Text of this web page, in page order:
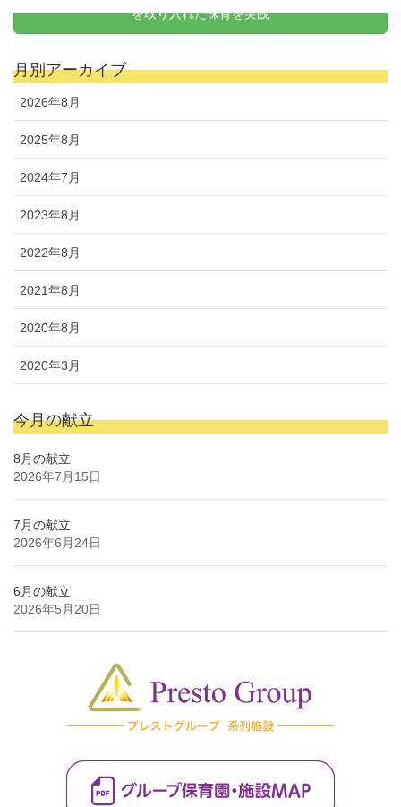
を取り入れた保育を実践
月別アーカイブ
2026年8月
2025年8月
2024年7月
2023年8月
2022年8月
2021年8月
2020年8月
2020年3月
今月の献立
8月の献立
2026年7月15日
7月の献立
2026年6月24日
6月の献立
2026年5月20日